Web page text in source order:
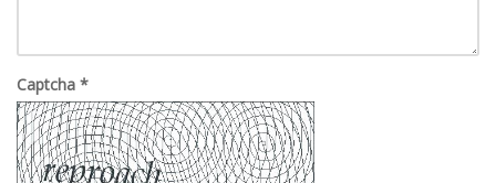
Captcha *